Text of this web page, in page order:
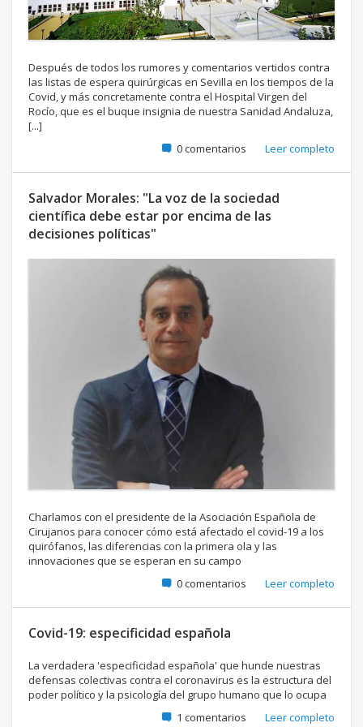
Después de todos los rumores y comentarios vertidos contra
las listas de espera quirúrgicas en Sevilla en los tiempos de la
Covid, y más concretamente contra el Hospital Virgen del
Rocío, que es el buque insignia de nuestra Sanidad Andaluza,
[...]
0 comentarios
Leer completo
Salvador Morales: "La voz de la sociedad
científica debe estar por encima de las
decisiones políticas"
Charlamos con el presidente de la Asociación Española de
Cirujanos para conocer cómo está afectado el covid-19 a los
quirófanos, las diferencias con la primera ola y las
innovaciones que se esperan en su campo
0 comentarios
Leer completo
Covid-19: especificidad española
La verdadera 'especificidad española' que hunde nuestras
defensas colectivas contra el coronavirus es la estructura del
poder político y la psicología del grupo humano que lo ocupa
1 comentarios
Leer completo